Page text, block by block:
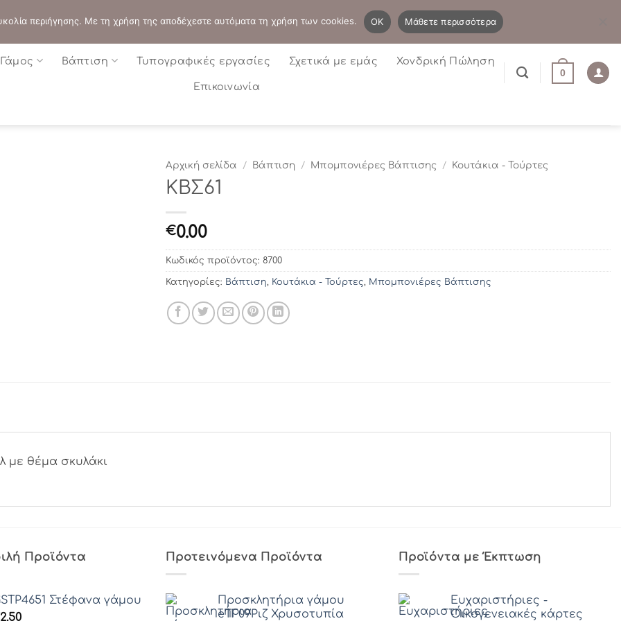
Η λίστα μου Newsletter
Γάμος Βάπτιση Τυπογραφικές εργασίες Σχετικά με εμάς Χονδρική Πώληση
Επικοινωνία
0
Αρχική σελίδα / Βάπτιση / Μπομπονιέρες Βάπτισης / Κουτάκια - Τούρτες
ΚΒΣ61
€0.00
Κωδικός προϊόντος: 8700
Κατηγορίες: Βάπτιση, Κουτάκια - Τούρτες, Μπομπονιέρες Βάπτισης
με θέμα σκυλάκι
Προϊόντα
Στέφανα γάμου
Προτεινόμενα Προϊόντα
Προσκλητήρια γάμου
eΤΓ09Ριζ Χρυσοτυπία
Προϊόντα με Έκπτωση
Ευχαριστήριες -
Οικογενειακές κάρτες
περιήγησης. Με τη χρήση της αποδέχεστε αυτόματα τη χρήση των cookies. OK Μάθετε περισσότερα